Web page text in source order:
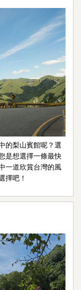
梨山賓館呢？選
是想選擇一條最快
一道欣賞台灣的風
擇吧！